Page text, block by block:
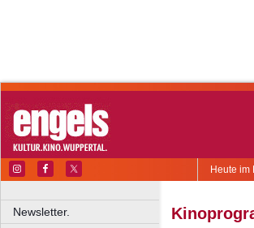
Heute im
Newsletter.